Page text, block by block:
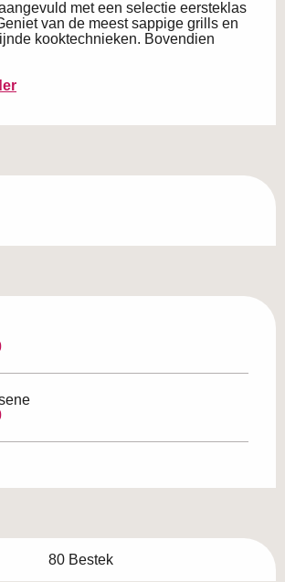
met een selectie eersteklas
van de meest sappige grills en
kooktechnieken. Bovendien
80 Bestek